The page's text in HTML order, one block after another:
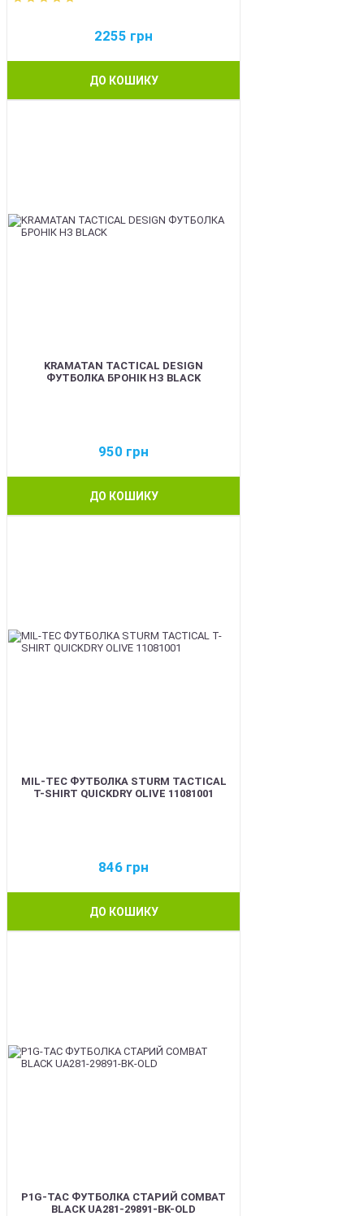
2255 грн
ДО КОШИКУ
KRAMATAN TACTICAL DESIGN
ФУТБОЛКА БРОНІК НЗ BLACK
950 грн
ДО КОШИКУ
MIL-TEC ФУТБОЛКА STURM TACTICAL
T-SHIRT QUICKDRY OLIVE 11081001
846 грн
ДО КОШИКУ
P1G-TAC ФУТБОЛКА СТАРИЙ COMBAT
BLACK UA281-29891-BK-OLD